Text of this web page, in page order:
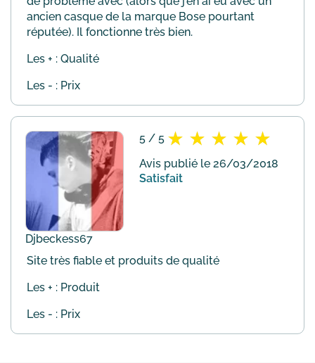
ancien casque de la marque Bose pourtant
réputée). Il fonctionne très bien.
Les + : Qualité
Les - : Prix
Djbeckess67
5 / 5
Avis publié le 26/03/2018
Satisfait
Site très fiable et produits de qualité
Les + : Produit
Les - : Prix